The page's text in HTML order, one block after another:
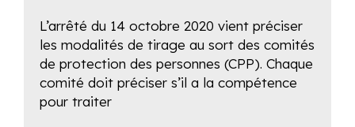
L’arrêté du 14 octobre 2020 vient préciser
les modalités de tirage au sort des comités
de protection des personnes (CPP). Chaque
comité doit préciser s’il a la compétence
pour traiter